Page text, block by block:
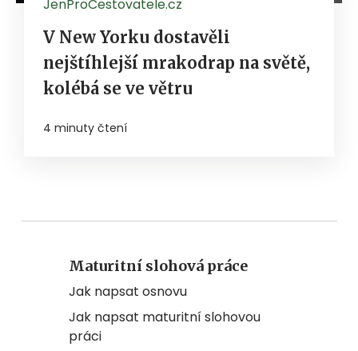
JenProCestovatele.cz
V New Yorku dostavěli
nejštíhlejší mrakodrap na světě,
kolébá se ve větru
4 minuty čtení
Maturitní slohová práce
Jak napsat osnovu
Jak napsat maturitní slohovou
práci